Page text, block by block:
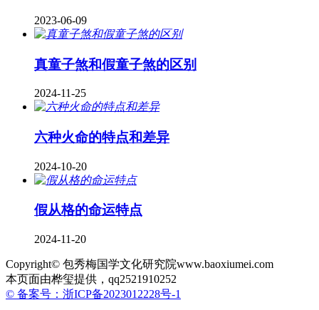
2023-06-09
真童子煞和假童子煞的区别
2024-11-25
六种火命的特点和差异
2024-10-20
假从格的命运特点
2024-11-20
Copyright© 包秀梅国学文化研究院www.baoxiumei.com
本页面由桦玺提供，qq2521910252
© 备案号：浙ICP备2023012228号-1